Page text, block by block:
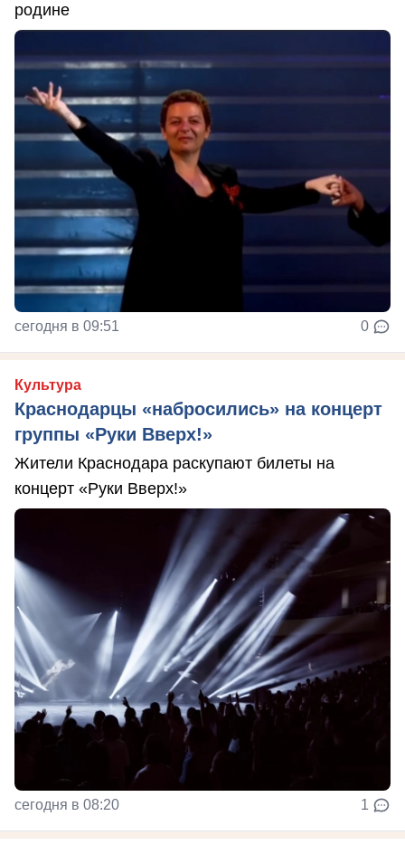
родине
сегодня в 09:51 0
Культура
Краснодарцы «набросились» на концерт
группы «Руки Вверх!»
Жители Краснодара раскупают билеты на
концерт «Руки Вверх!»
сегодня в 08:20 1